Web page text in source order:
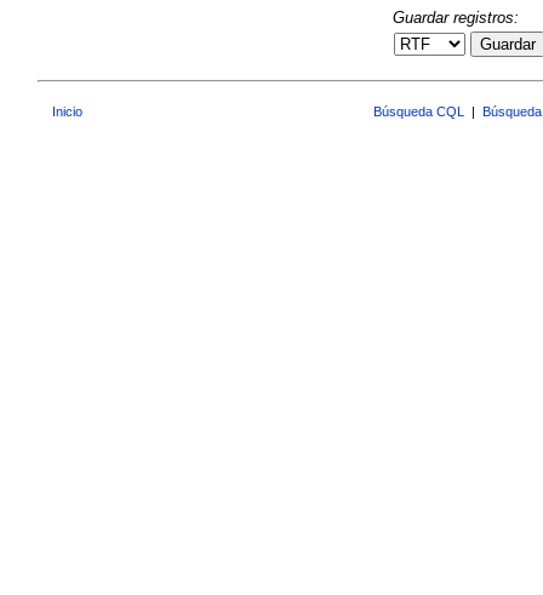
Guardar registros:
Guardar
Inicio Búsqueda CQL